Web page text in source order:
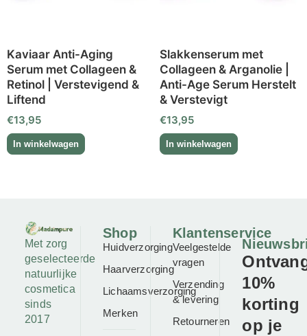
Kaviaar Anti-Aging
Serum met Collageen &
Retinol | Verstevigend &
Liftend
€13,95
Slakkenserum met
Collageen & Arganolie |
Anti-Age Serum Herstelt
& Verstevigt
€13,95
Met zorg
geselecteerde
natuurlijke
cosmetica
sinds
2017
Shop
Huidverzorging
Haarverzorging
Lichaamsverzorging
Merken
Klantenservice
Veelgestelde
vragen
Verzending
& levering
Retourneren
10%
korting
op je